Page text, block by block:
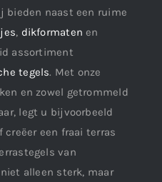
bieden naast een ruime
, dikformaten en
assortiment
tegels. Met onze
en zowel getrommeld
legt u bijvoorbeeld
een fraai terras
van
alleen sterk, maar